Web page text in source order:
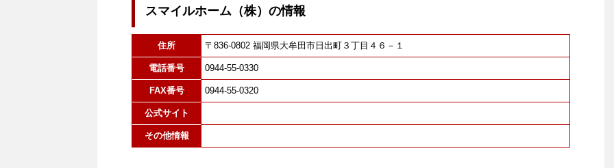
スマイルホーム（株）の情報
住所 〒836-0802 福岡県大牟田市日出町３丁目４６－１
電話番号 0944-55-0330
FAX番号 0944-55-0320
公式サイト
その他情報